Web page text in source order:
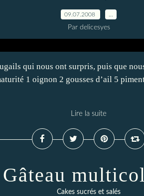
09.07.2008
Par delicesyes
qui nous ont surpris, puis que
1 oignon 2 gousses d’ail 5
Lire la suite
Gâteau
Cakes sucrés et salés